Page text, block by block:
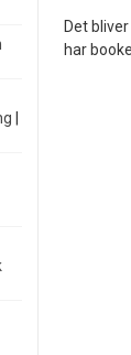
Det
har